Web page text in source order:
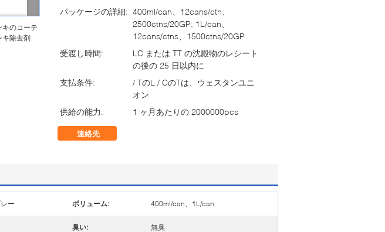
のコーテ
キ除去剤
パッケージの詳細: 400ml/can、12cans/ctn、
2500ctns/20GP; 1L/can、
12cans/ctns、1500ctns/20GP
受渡し時間:
LC または TT の沈殿物のレシート
の後の 25 日以内に
支払条件:
/ TのL / CのTは、ウェスタンユニ
オン
供給の能力:
1 ヶ月あたりの 2000000pcs
連絡先
ー ボリューム: 400ml/can、1L/can
臭い: 無臭